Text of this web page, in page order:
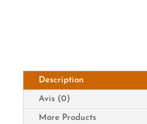
Description
Avis (0)
More Products